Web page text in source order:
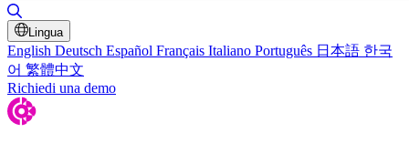
Lingua
English Deutsch Español Français Italiano Português 日本語 한국
어 繁體中文
Richiedi una demo